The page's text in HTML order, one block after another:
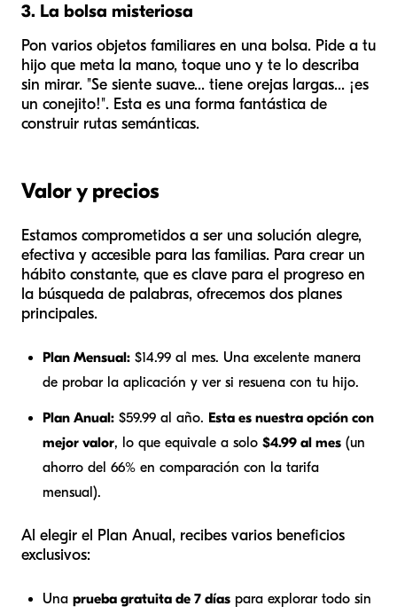
3. La bolsa misteriosa
Pon varios objetos familiares en una bolsa. Pide a tu
hijo que meta la mano, toque uno y te lo describa
sin mirar. "Se siente suave... tiene orejas largas... ¡es
un conejito!". Esta es una forma fantástica de
construir rutas semánticas.
Valor y precios
Estamos comprometidos a ser una solución alegre,
efectiva y accesible para las familias. Para crear un
hábito constante, que es clave para el progreso en
la búsqueda de palabras, ofrecemos dos planes
principales.
Plan Mensual: $14.99 al mes. Una excelente manera
de probar la aplicación y ver si resuena con tu hijo.
Plan Anual: $59.99 al año. Esta es nuestra opción con
mejor valor, lo que equivale a solo $4.99 al mes (un
ahorro del 66% en comparación con la tarifa
mensual).
Al elegir el Plan Anual, recibes varios beneficios
exclusivos:
Una prueba gratuita de 7 días para explorar todo sin